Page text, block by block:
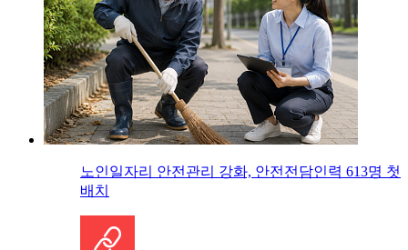
노인일자리 안전관리 강화, 안전전담인력 613명 첫
배치